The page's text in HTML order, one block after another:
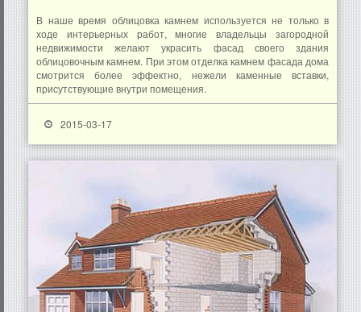
В наше время облицовка камнем используется не только в
ходе интерьерных работ, многие владельцы загородной
недвижимости желают украсить фасад своего здания
облицовочным камнем. При этом отделка камнем фасада дома
смотрится более эффектно, нежели каменные вставки,
присутствующие внутри помещения.
2015-03-17